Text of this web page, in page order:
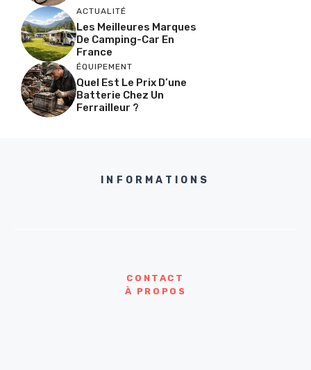
ACTUALITÉ
Les Meilleures Marques
De Camping-Car En
France
ÉQUIPEMENT
Quel Est Le Prix D’une
Batterie Chez Un
Ferrailleur ?
INFORMATIONS
CONTACT
À PROPOS